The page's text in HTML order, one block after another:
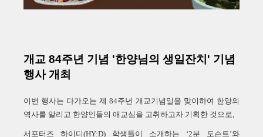
개교 84주년 기념 '한양님의 생일잔치' 기념
행사 개최
이번 행사는 다가오는 제 84주년 개교기념일을 맞이하여 한양의
역사를 알리고 한양인들의 애교심을 고취하고자 기획한 것으로
서포터즈 하이디(HY:D) 학생들이 소개하는 ‘2분 도슨트 ’와